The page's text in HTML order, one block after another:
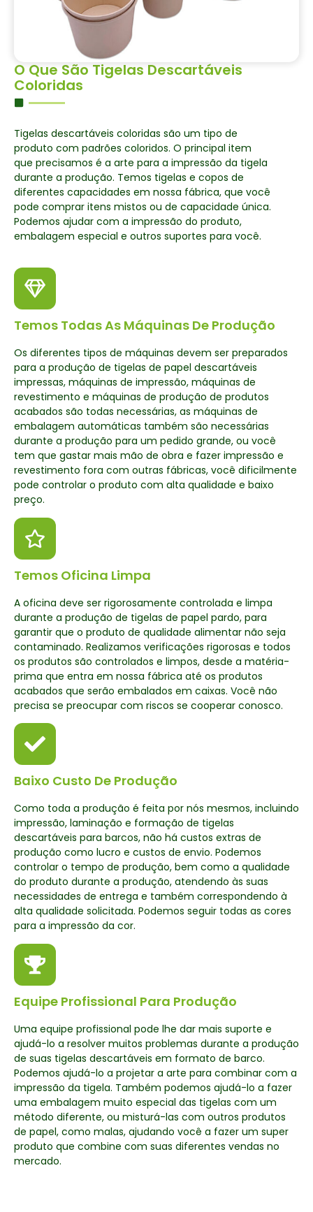
O Que São Tigelas Descartáveis
Coloridas
Tigelas descartáveis coloridas são um tipo de
produto com padrões coloridos. O principal item
que precisamos é a arte para a impressão da tigela
durante a produção. Temos tigelas e copos de
diferentes capacidades em nossa fábrica, que você
pode comprar itens mistos ou de capacidade única.
Podemos ajudar com a impressão do produto,
embalagem especial e outros suportes para você.
Temos Todas As Máquinas De Produção
Os diferentes tipos de máquinas devem ser preparados
para a produção de tigelas de papel descartáveis
impressas, máquinas de impressão, máquinas de
revestimento e máquinas de produção de produtos
acabados são todas necessárias, as máquinas de
embalagem automáticas também são necessárias
durante a produção para um pedido grande, ou você
tem que gastar mais mão de obra e fazer impressão e
revestimento fora com outras fábricas, você dificilmente
pode controlar o produto com alta qualidade e baixo
preço.
Temos Oficina Limpa
A oficina deve ser rigorosamente controlada e limpa
durante a produção de tigelas de papel pardo, para
garantir que o produto de qualidade alimentar não seja
contaminado. Realizamos verificações rigorosas e todos
os produtos são controlados e limpos, desde a matéria-
prima que entra em nossa fábrica até os produtos
acabados que serão embalados em caixas. Você não
precisa se preocupar com riscos se cooperar conosco.
Baixo Custo De Produção
Como toda a produção é feita por nós mesmos, incluindo
impressão, laminação e formação de tigelas
descartáveis para barcos, não há custos extras de
produção como lucro e custos de envio. Podemos
controlar o tempo de produção, bem como a qualidade
do produto durante a produção, atendendo às suas
necessidades de entrega e também correspondendo à
alta qualidade solicitada. Podemos seguir todas as cores
para a impressão da cor.
Equipe Profissional Para Produção
Uma equipe profissional pode lhe dar mais suporte e
ajudá-lo a resolver muitos problemas durante a produção
de suas tigelas descartáveis em formato de barco.
Podemos ajudá-lo a projetar a arte para combinar com a
impressão da tigela. Também podemos ajudá-lo a fazer
uma embalagem muito especial das tigelas com um
método diferente, ou misturá-las com outros produtos
de papel, como malas, ajudando você a fazer um super
produto que combine com suas diferentes vendas no
mercado.